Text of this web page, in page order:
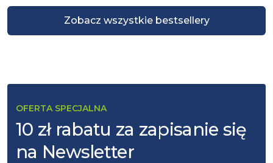
Zobacz wszystkie bestsellery
OFERTA SPECJALNA
10 zł rabatu za zapisanie się
na Newsletter